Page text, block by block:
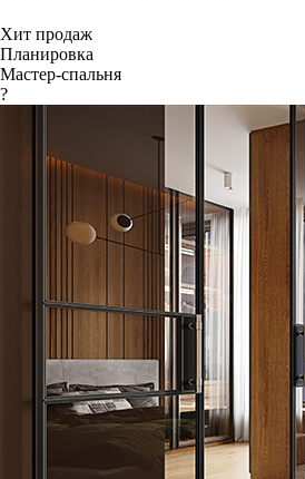
Хит продаж
Планировка
Мастер-спальня
?